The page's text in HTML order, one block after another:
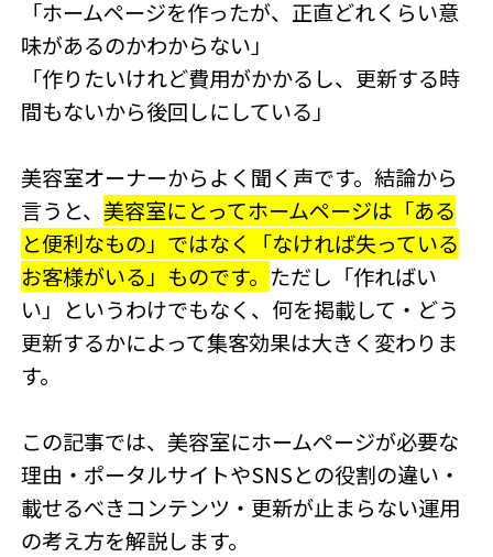
「ホームページを作ったが、正直どれくらい意
味があるのかわからない」
「作りたいけれど費用がかかるし、更新する時
間もないから後回しにしている」
美容室オーナーからよく聞く声です。結論から
言うと、 美容室にとってホームページは「ある
と便利なもの」ではなく「なければ失っている
お客様がいる」ものです。 ただし「作ればい
い」というわけでもなく、何を掲載して・どう
更新するかによって集客効果は大きく変わりま
す。
この記事では、美容室にホームページが必要な
理由・ポータルサイトやSNSとの役割の違い・
載せるべきコンテンツ・更新が止まらない運用
の考え方を解説します。